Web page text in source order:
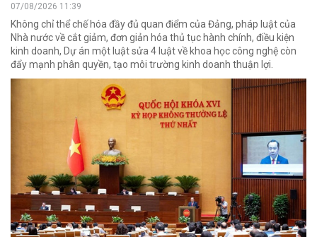
07/08/2026 11:39
Không chỉ thể chế hóa đầy đủ quan điểm của Đảng, pháp luật của
Nhà nước về cắt giảm, đơn giản hóa thủ tục hành chính, điều kiện
kinh doanh, Dự án một luật sửa 4 luật về khoa học công nghệ còn
đẩy mạnh phân quyền, tạo môi trường kinh doanh thuận lợi.